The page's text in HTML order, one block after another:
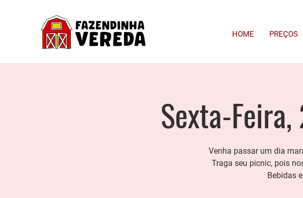
HOME PREÇOS
Sexta-
Venha passar um dia
Traga seu picnic, pois
Bebidas